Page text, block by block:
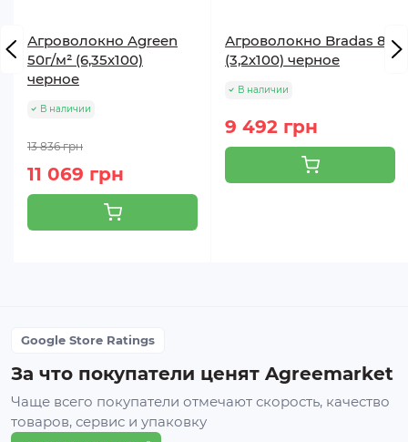
Агроволокно Agreen
50г/м² (6,35х100)
черное
В наличии
13 836 грн
11 069 грн
Агроволокно Bradas 80
(3,2х100) черное
В наличии
9 492 грн
Google Store Ratings
За что покупатели ценят Agreemarket
Чаще всего покупатели отмечают скорость, качество
товаров, сервис и упаковку